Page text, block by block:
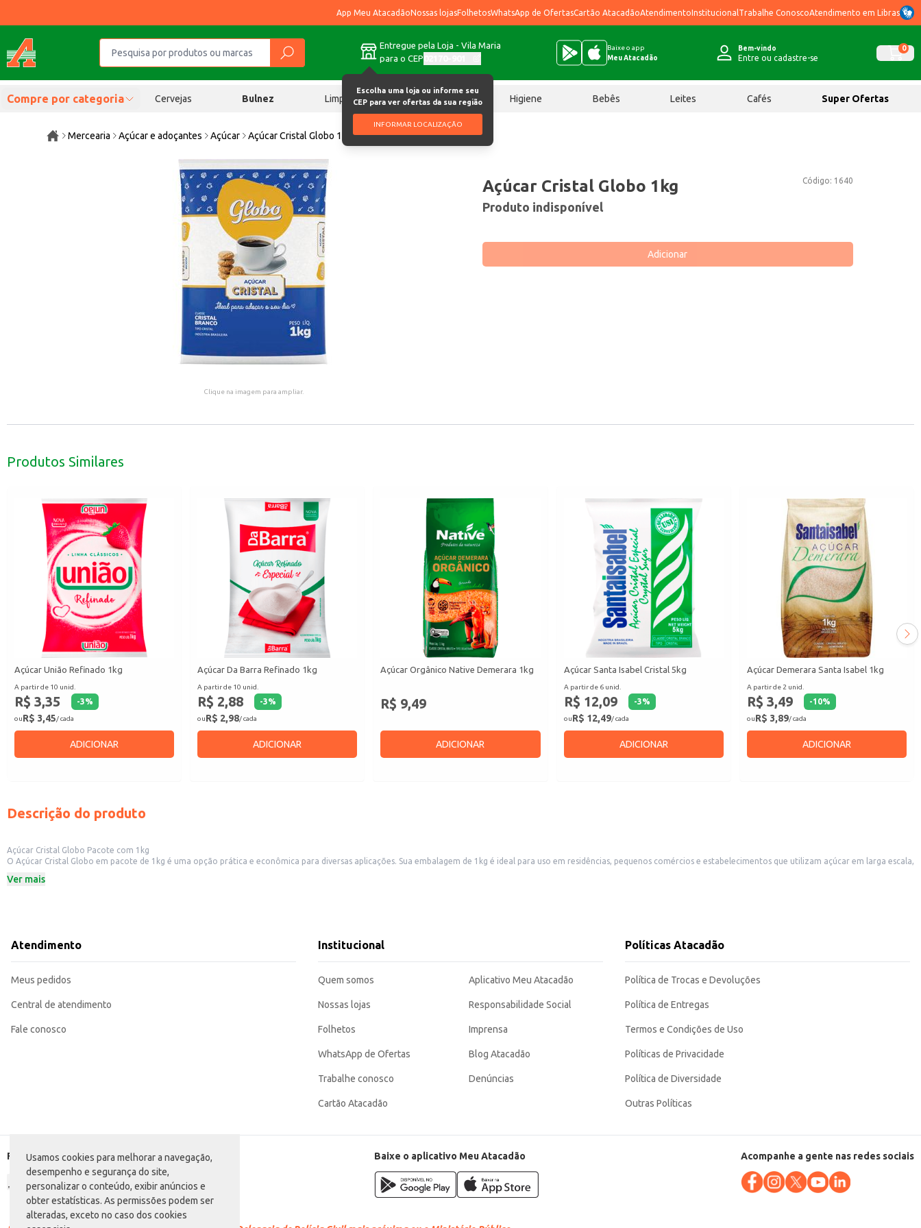
Usamos cookies para melhorar a navegação,
desempenho e segurança do site,
personalizar o conteúdo, exibir anúncios e
obter estatísticas. As permissões podem ser
alteradas, exceto no caso dos cookies
App Meu AtacadãoNossas lojasFolhetosWhatsApp de OfertasCartão AtacadãoAtendimentoInstitucional Trabalhe ConoscoAtendimento em Libras
Entregue pela Loja - Vila Maria
para o CEP
Escolha uma loja ou informe seu
CEP para ver ofertas da sua região
INFORMAR LOCALIZAÇÃO
Baixe o app
Meu Atacadão
Bem-vindo
Entre ou cadastre-se
0
Compre por categoria Cervejas Bulnez Limpeza Chocolates Higiene Bebês Leites Cafés Super Ofertas
Mercearia Açúcar e adoçantes Açúcar Açúcar Cristal Globo 1kg
Clique na imagem para ampliar.
Código: 1640
Açúcar Cristal Globo 1kg
Produto indisponível
Adicionar
Produtos Similares
Açúcar União Refinado 1kg
A partir de 10 unid.
R$ 3,35 -3%
ouR$ 3,45/ cada
ADICIONAR
Açúcar Da Barra Refinado 1kg
A partir de 10 unid.
R$ 2,88 -3%
ouR$ 2,98/ cada
ADICIONAR
Açúcar Orgânico Native Demerara 1kg
R$ 9,49
ADICIONAR
Açúcar Santa Isabel Cristal 5kg
A partir de 6 unid.
R$ 12,09 -3%
ouR$ 12,49/ cada
ADICIONAR
Açúcar Demerara Santa Isabel 1kg
A partir de 2 unid.
R$ 3,49 -10%
ouR$ 3,89/ cada
ADICIONAR
Descrição do produto
Açúcar Cristal Globo Pacote com 1kg
O Açúcar Cristal Globo em pacote de 1kg é uma opção prática e econômica para diversas aplicações. Sua embalagem de 1kg é ideal para uso em residências, pequenos comércios e estabelecimentos que utilizam açúcar em larga escala,
Dicas de uso:
O Açúcar Cristal Globo oferece um produto de qualidade, garantindo o rendimento esperado em diferentes preparações. Sua embalagem selada contribui para a conservação do produto, mantendo suas características.
Marca: Globo
Departamento: Mercearia
Conteúdo: 1kg
Ver mais
Atendimento
Meus pedidos
Central de atendimento
Fale conosco
Institucional
Quem somos
Nossas lojas
Folhetos
WhatsApp de Ofertas
Trabalhe conosco
Cartão Atacadão
Aplicativo Meu Atacadão
Responsabilidade Social
Imprensa
Blog Atacadão
Denúncias
Políticas Atacadão
Política de Trocas e Devoluções
Política de Entregas
Termos e Condições de Uso
Políticas de Privacidade
Política de Diversidade
Outras Políticas
Formas de pagamento Baixe o aplicativo Meu Atacadão Acompanhe a gente nas redes sociais